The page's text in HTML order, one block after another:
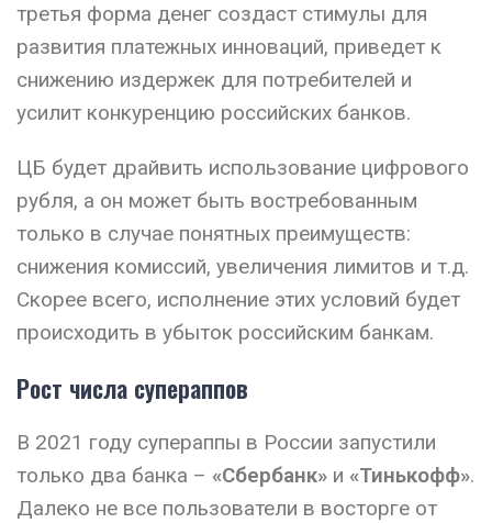
третья форма денег создаст стимулы для
развития платежных инноваций, приведет к
снижению издержек для потребителей и
усилит конкуренцию российских банков.
ЦБ будет драйвить использование цифрового
рубля, а он может быть востребованным
только в случае понятных преимуществ:
снижения комиссий, увеличения лимитов и т.д.
Скорее всего, исполнение этих условий будет
происходить в убыток российским банкам.
Рост числа супераппов
В 2021 году супераппы в России запустили
только два банка – «Сбербанк» и «Тинькофф».
Далеко не все пользователи в восторге от